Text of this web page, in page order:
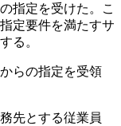
指定を受けた。こ
定要件を満たすサ
る。
らの指定を受領
先とする従業員